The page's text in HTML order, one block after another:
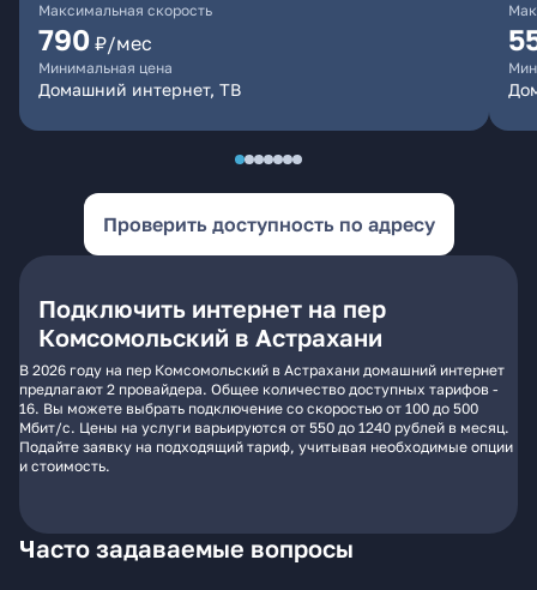
Максимальная скорость
790 ₽/мес
Минимальная цена
Домашний интернет, ТВ
Проверить доступность по адресу
Подключить интернет на пер
Комсомольский в Астрахани
В 2026 году на пер Комсомольский в Астрахани домашний интернет
предлагают 2 провайдера. Общее количество доступных тарифов -
16. Вы можете выбрать подключение со скоростью от 100 до 500
Мбит/с. Цены на услуги варьируются от 550 до 1240 рублей в месяц.
Подайте заявку на подходящий тариф, учитывая необходимые опции
и стоимость.
Часто задаваемые вопросы